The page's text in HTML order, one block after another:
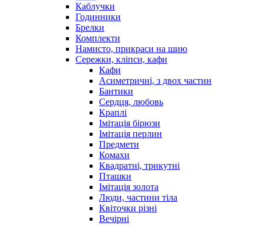
Каблучки
Годинники
Брелки
Комплекти
Намисто, прикраси на шию
Сережки, кліпси, кафи
Кафи
Асиметричні, з двох частин
Бантики
Сердця, любовь
Краплі
Імітація бірюзи
Імітація перлин
Предмети
Комахи
Квадратні, трикутні
Пташки
Імітація золота
Люди, частини тіла
Квіточки різні
Вечірні